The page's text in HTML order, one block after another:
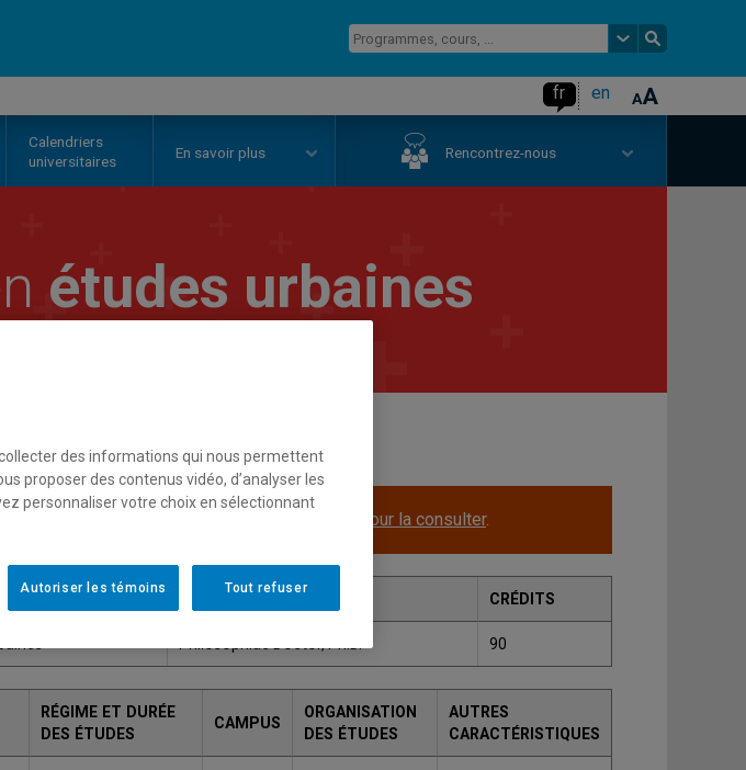
fr en
Calendriers
universitaires
En savoir plus Rencontrez-nous
études urbaines
Cliquez ici pour la consulter.
CRÉDITS
90
RÉGIME ET DURÉE
DES ÉTUDES
CAMPUS
ORGANISATION
DES ÉTUDES
AUTRES
CARACTÉRISTIQUES
des informations qui nous permettent
proposer des contenus vidéo, d’analyser les
personnaliser votre choix en sélectionnant
Tout refuser
Autoriser les témoins